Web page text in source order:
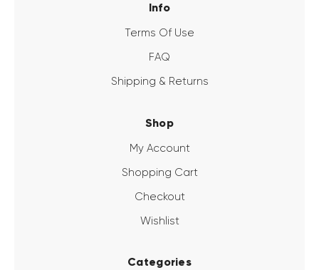
Info
Terms Of Use
FAQ
Shipping & Returns
Shop
My Account
Shopping Cart
Checkout
Wishlist
Categories